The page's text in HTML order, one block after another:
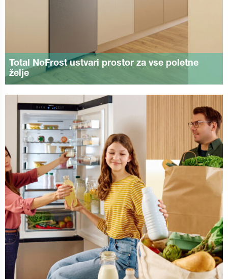
Total NoFrost ustvari prostor za vse poletne
želje